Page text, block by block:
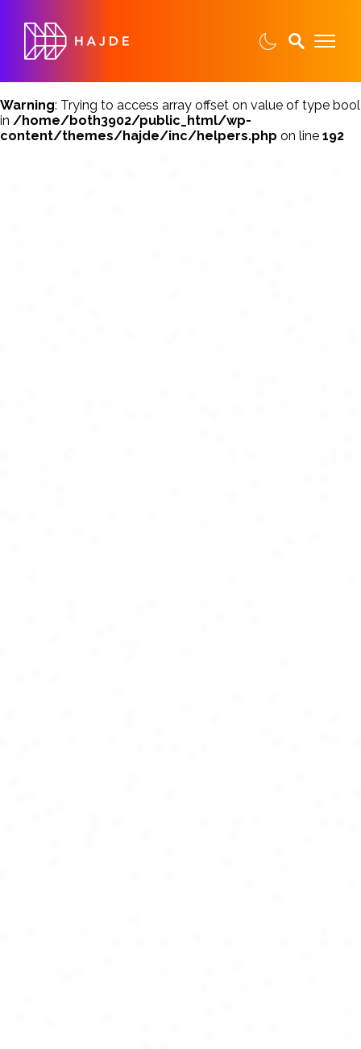
Warning: Trying to access array offset on value of type bool
in /home/both3902/public_html/wp-
content/themes/hajde/inc/helpers.php on line 192